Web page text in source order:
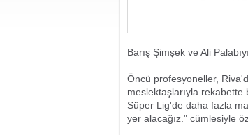
Barış Şimşek ve Ali
Öncü profesyoneller,
meslektaşlarıyla rekabette
Süper Lig'de daha fazla
yer alacağız." cümlesiyle